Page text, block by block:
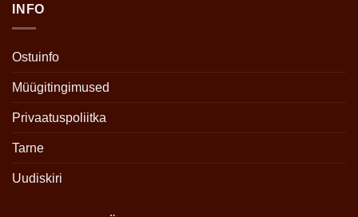
INFO
Ostuinfo
Müügitingimused
Privaatuspoliitka
Tarne
Uudiskiri